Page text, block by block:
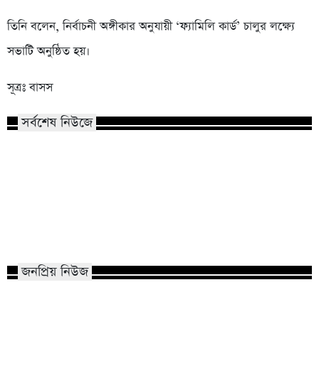
তিনি বলেন, নির্বাচনী অঙ্গীকার অনুযায়ী ‘ফ্যামিলি কার্ড’ চালুর লক্ষ্যে
সভাটি অনুষ্ঠিত হয়।
সূত্রঃ বাসস
সর্বশেষ নিউজে
জনপ্রিয় নিউজ